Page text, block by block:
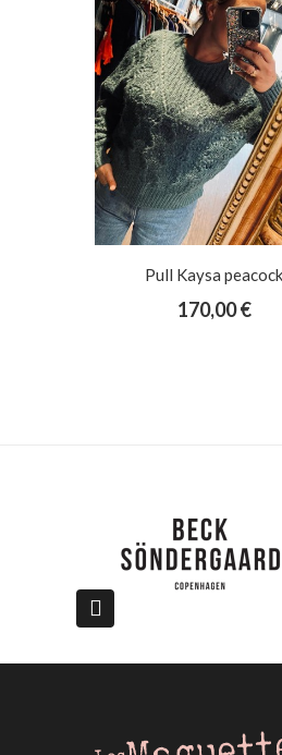
Chemise Cléa écru
179,00 €